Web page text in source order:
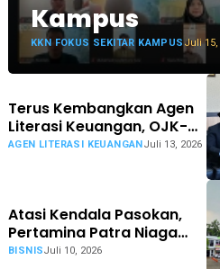
Kampus
KKN FOKUS SEKITAR KAMPUS Juli 15,
Terus Kembangkan Agen
Literasi Keuangan, OJK-
Pemkot Tasikmalaya
AGEN LITERASI KEUANGAN Juli 13, 2026
Atasi Kendala Pasokan,
Pertamina Patra Niaga
RJBB Pacu Distribusi
BISNISJuli 10, 2026